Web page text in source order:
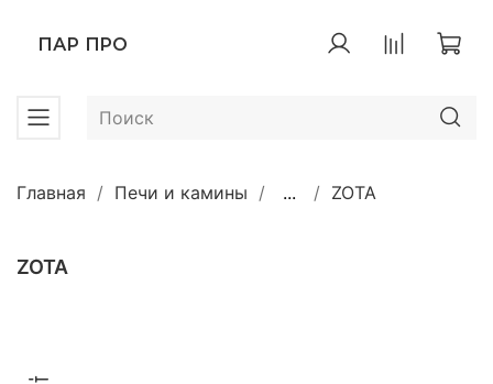
ПАР ПРО
Главная Печи и камины ... ZOTA
ZOTA